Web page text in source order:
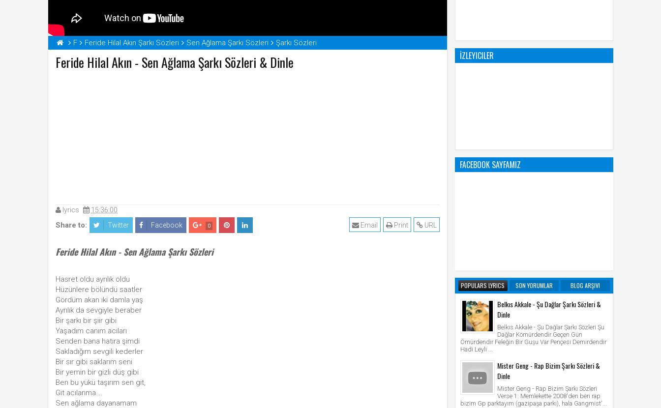
F Feride Hilal Akın Şarkı Sözleri Sen Ağlama Şarkı Sözleri Şarkı Sözleri
Feride Hilal Akın - Sen Ağlama Şarkı Sözleri & Dinle
lyrics 15:36:00
Share to: Twitter Facebook 0 URL
Print
Email
Feride Hilal Akın - Sen Ağlama Şarkı Sözleri
Hasret oldu ayrılık oldu
Hüzünlere bölündü saatler
Gördüm akan iki damla yaş
Ayrılık da sevgiyle beraber
Bir şarkı bir şiir gibi
Yaşadım canım acıları
Senden bana hatıra şimdi
Sakladığım sevgili kederler
Bir sır gibi saklarım seni
Bir yemin bir gizli düş gibi
Ben bu yükü taşırım sen git,
Git acılanma….
Sen ağlama dayanamam
İZLEYICILER
FACEBOOK SAYFAMIZ
POPULARS LYRICS SON YORUMLAR BLOG ARŞIVI
Belkıs Akkale - Şu Dağlar Şarkı Sözleri &
Dinle
Belkıs Akkale - Şu Dağlar Şarkı Sözleri Şu
Dağlar Kömürdendir Geçen Gün
Ömürdendir Feleğin Bir Guşu Var Pençesi Demirdendir
Hadi Leyli ...
Mister Geng - Rap Bizim Şarkı Sözleri &
Dinle
Mister Geng - Rap Bizim Şarkı Sözleri
Verse 1: Memlekette 2008'den beri rap
bizim Gp parktayım (gazipaşa parkı), hala Gangmist'...